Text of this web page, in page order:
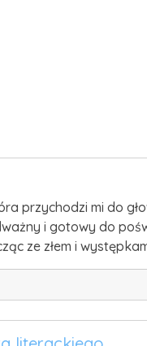
przychodzi mi do
i gotowy do
ze złem i